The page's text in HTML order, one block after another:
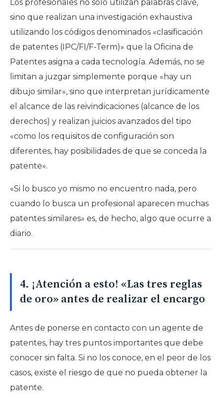
Los profesionales no solo utilizan palabras clave,
sino que realizan una investigación exhaustiva
utilizando los códigos denominados «clasificación
de patentes (IPC/FI/F-Term)» que la Oficina de
Patentes asigna a cada tecnología. Además, no se
limitan a juzgar simplemente porque «hay un
dibujo similar», sino que interpretan jurídicamente
el alcance de las reivindicaciones (alcance de los
derechos) y realizan juicios avanzados del tipo
«como los requisitos de configuración son
diferentes, hay posibilidades de que se conceda la
patente».
«Si lo busco yo mismo no encuentro nada, pero
cuando lo busca un profesional aparecen muchas
patentes similares» es, de hecho, algo que ocurre a
diario.
4. ¡Atención a esto! «Las tres reglas
de oro» antes de realizar el encargo
Antes de ponerse en contacto con un agente de
patentes, hay tres puntos importantes que debe
conocer sin falta. Si no los conoce, en el peor de los
casos, existe el riesgo de que no pueda obtener la
patente.